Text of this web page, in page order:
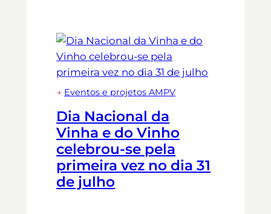
→ Eventos e projetos AMPV
Dia Nacional da
Vinha e do Vinho
celebrou-se pela
primeira vez no dia 31
de julho